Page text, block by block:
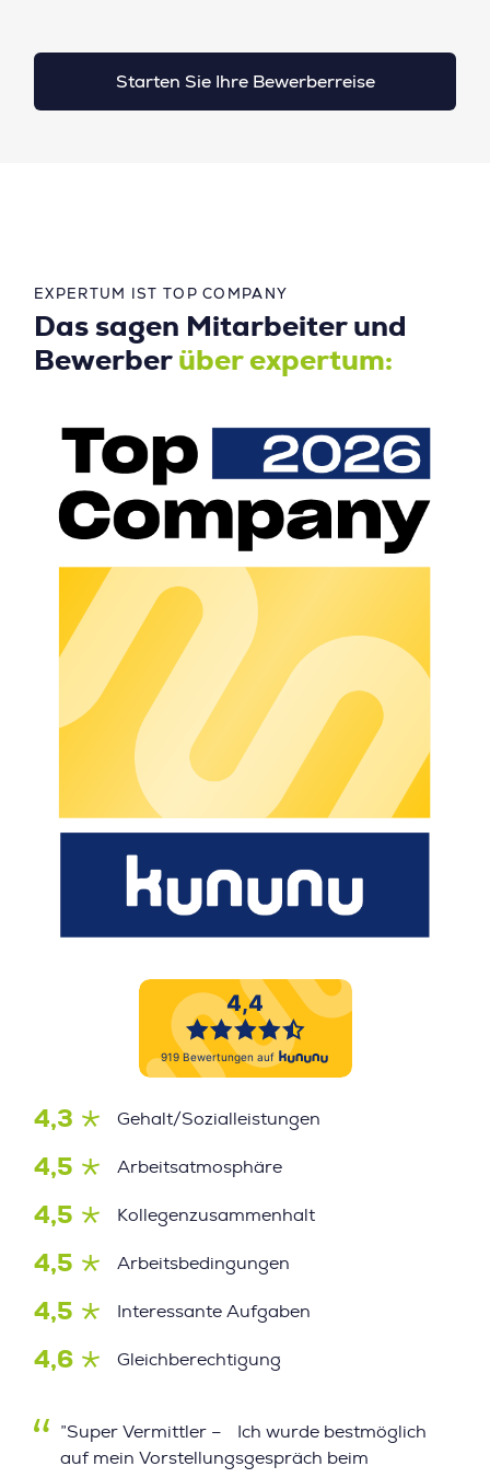
Starten Sie Ihre Bewerberreise
EXPERTUM IST TOP COMPANY
Das sagen Mitarbeiter und
Bewerber über expertum:
4,3 Gehalt/Sozialleistungen
4,5 Arbeitsatmosphäre
4,5 Kollegenzusammenhalt
4,5 Arbeitsbedingungen
4,5 Interessante Aufgaben
4,6 Gleichberechtigung
”Super Vermittler – Ich wurde bestmöglich
auf mein Vorstellungsgespräch beim